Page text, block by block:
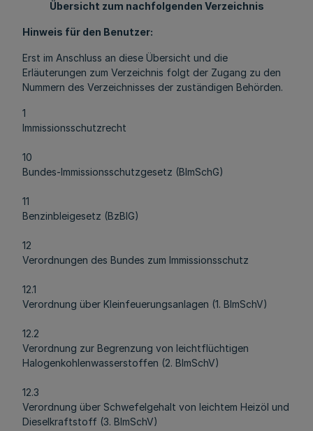
Übersicht zum nachfolgenden Verzeichnis
Hinweis für den Benutzer:
Erst im Anschluss an diese Übersicht und die
Erläuterungen zum Verzeichnis folgt der Zugang zu den
Nummern des Verzeichnisses der zuständigen Behörden.
1
Immissionsschutzrecht
10
Bundes-Immissionsschutzgesetz (BImSchG)
11
Benzinbleigesetz (BzBlG)
12
Verordnungen des Bundes zum Immissionsschutz
12.1
Verordnung über Kleinfeuerungsanlagen (1. BImSchV)
12.2
Verordnung zur Begrenzung von leichtflüchtigen
Halogenkohlenwasserstoffen (2. BImSchV)
12.3
Verordnung über Schwefelgehalt von leichtem Heizöl und
Dieselkraftstoff (3. BImSchV)